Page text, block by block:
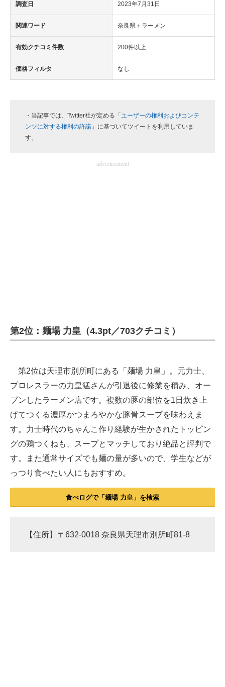
調査日 2023年7月31日
関連ワード 奈良県＋ラーメン
有効クチコミ件数 200件以上
価格フィルタ なし
・当記事では、Twitter社が定める「 ユーザーの権利およびコンテ
ンツに対する権利の許諾 」に基づいてツイートを利用していま
す。
advertisement
第2位：麺場 力皇（4.3pt／703クチコミ）
第2位は天理市別所町にある「麺場 力皇」。元力士、
プロレスラーの力皇猛さんが引退後に修業を積み、オー
プンしたラーメン店です。複数の豚の部位を1日炊き上
げてつくる濃厚かつまろやかな豚骨スープを味わえま
す。力士時代のちゃんこ作り経験が生かされたトッピン
グの鶏つくねも、スープとマッチしており絶品と評判で
す。また通常サイズでも麺の量が多いので、学生などが
っつり食べたい人にもおすすめ。
食べログで「麺場 力皇」を検索
【住所】〒632-0018 奈良県天理市別所町81-8